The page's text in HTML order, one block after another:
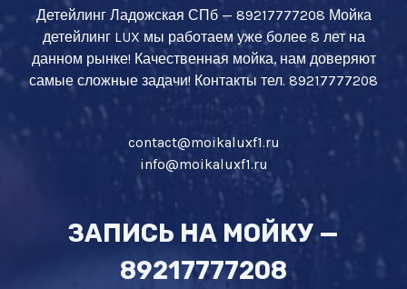
Детейлинг Ладожская СПб — 89217777208 Мойка
детейлинг LUX мы работаем уже более 8 лет на
данном рынке! Качественная мойка, нам доверяют
самые сложные задачи! Контакты тел. 89217777208
contact@moikaluxf1.ru
info@moikaluxf1.ru
ЗАПИСЬ НА МОЙКУ —
89217777208